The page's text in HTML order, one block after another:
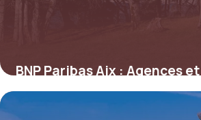
BNP Paribas Aix : Agences
5 juillet 2026